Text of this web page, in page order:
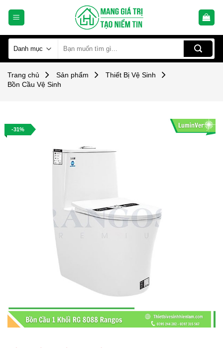
kiếm:
Trang chủ Sản phẩm
Thiết Bị Vệ Sinh
Bồn Cầu Vệ Sinh
-31%